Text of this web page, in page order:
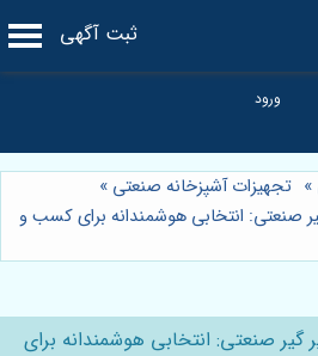
ثبت آگهی
» تجهیزات آشپزخانه صنعتی »
صنعتی: انتخابی هوشمندانه برای کسب و
گیر صنعتی: انتخابی هوشمندانه برای